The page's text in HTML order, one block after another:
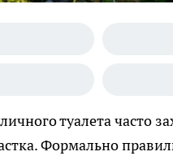
туалета часто
Формально